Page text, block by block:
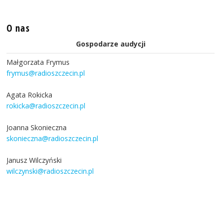
O nas
Gospodarze audycji
Małgorzata Frymus
frymus@radioszczecin.pl
Agata Rokicka
rokicka@radioszczecin.pl
Joanna Skonieczna
skonieczna@radioszczecin.pl
Janusz Wilczyński
wilczynski@radioszczecin.pl